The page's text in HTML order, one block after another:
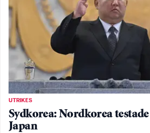
UTRIKES
Sydkorea: Nordkorea
Japan